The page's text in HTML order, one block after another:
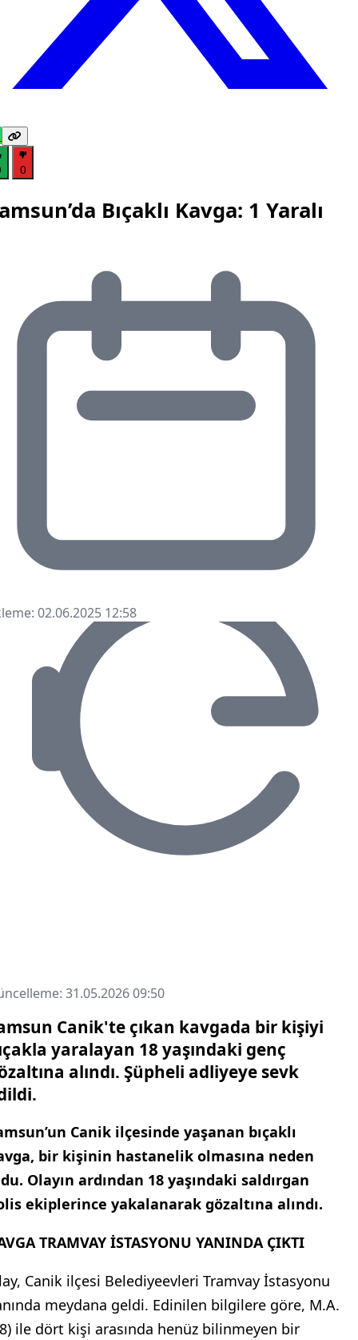
0
Bıçaklı Kavga: 1 Yaralı
02.06.2025 12:58
31.05.2026 09:50
Canik'te çıkan kavgada bir kişiyi
yaralayan 18 yaşındaki genç
alındı. Şüpheli adliyeye sevk
Canik ilçesinde yaşanan bıçaklı
bir kişinin hastanelik olmasına neden
Olayın ardından 18 yaşındaki saldırgan
ekiplerince yakalanarak gözaltına alındı.
TRAMVAY İSTASYONU YANINDA ÇIKTI
Canik ilçesi Belediyeevleri Tramvay İstasyonu
meydana geldi. Edinilen bilgilere göre, M.A.
ile dört kişi arasında henüz bilinmeyen bir